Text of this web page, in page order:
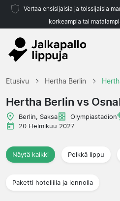
Vertaa ensisijaisia ja toissijaisia
korkeampia tai
Etusivu Hertha Berlin
Hertha Berlin vs
Berlin, Saksa Olympiastadion
20 Helmikuu 2027
Näytä kaikki Pelkkä lippu
Paketti hotellilla ja lennolla